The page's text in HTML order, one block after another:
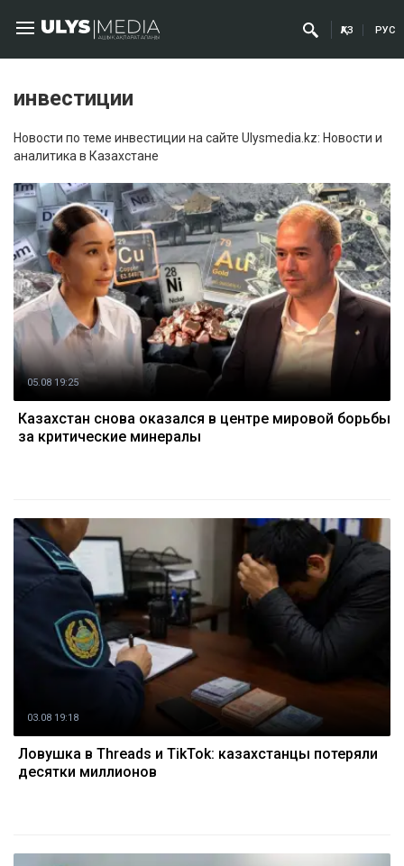
ҚАЗ РУС
инвестиции
Новости по теме инвестиции на сайте Ulysmedia.kz: Новости и
аналитика в Казахстане
05.08 19:25
Казахстан снова оказался в центре мировой борьбы
за критические минералы
03.08 19:18
Ловушка в Threads и TikTok: казахстанцы потеряли
десятки миллионов